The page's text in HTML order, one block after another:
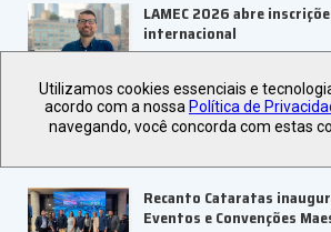
LAMEC 2026 abre
internacional
Recanto Cataratas
Eventos e Convenções
Utilizamos cookies essenciais e
acordo com a nossa Política de
navegando, você concorda com estas